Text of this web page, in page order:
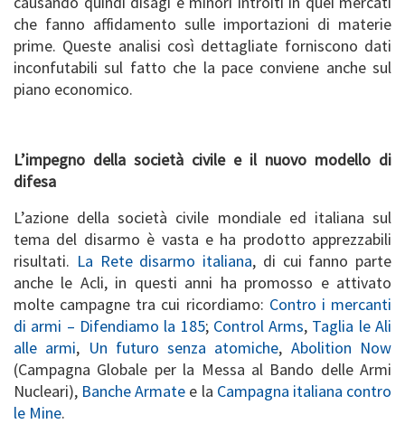
che fanno affidamento sulle importazioni di materie
prime. Queste analisi così dettagliate forniscono dati
inconfutabili sul fatto che la pace conviene anche sul
piano economico.
L’impegno della società civile e il nuovo modello di
difesa
L’azione della società civile mondiale ed italiana sul
tema del disarmo è vasta e ha prodotto apprezzabili
risultati. La Rete disarmo italiana, di cui fanno parte
anche le Acli, in questi anni ha promosso e attivato
molte campagne tra cui ricordiamo: Contro i mercanti
di armi – Difendiamo la 185; Control Arms, Taglia le Ali
alle armi, Un futuro senza atomiche, Abolition Now
(Campagna Globale per la Messa al Bando delle Armi
Nucleari), Banche Armate e la Campagna italiana contro
le Mine.